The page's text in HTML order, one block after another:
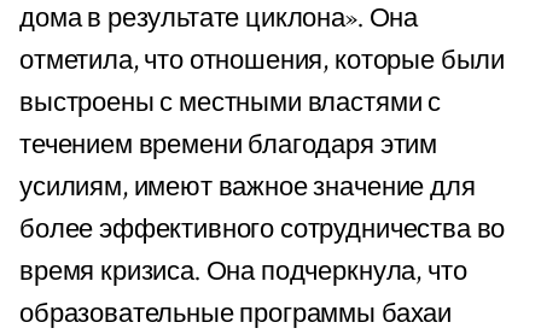
дома в результате циклона». Она
отметила, что отношения, которые были
выстроены с местными властями с
течением времени благодаря этим
усилиям, имеют важное значение для
более эффективного сотрудничества во
время кризиса. Она подчеркнула, что
образовательные программы бахаи